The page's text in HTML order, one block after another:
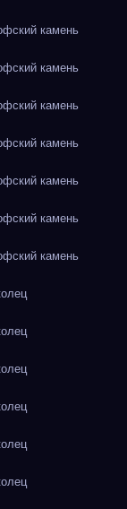
камень
камень
камень
камень
камень
камень
камень